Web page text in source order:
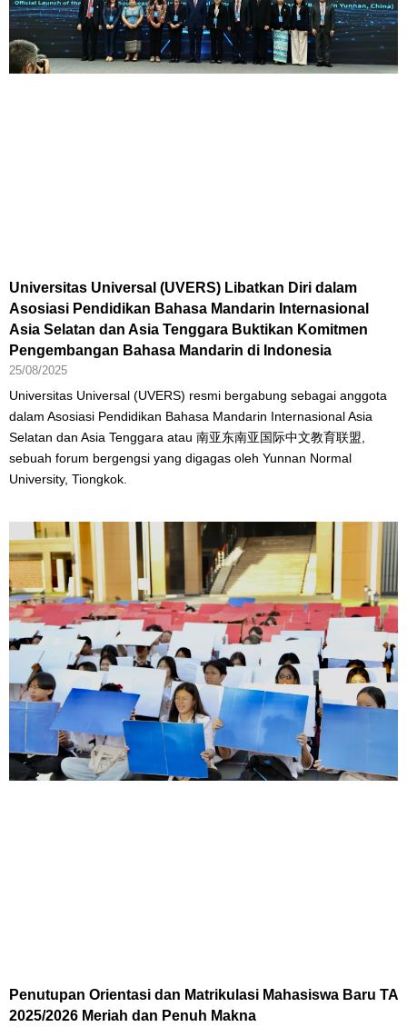
Universitas Universal (UVERS) Libatkan Diri dalam
Asosiasi Pendidikan Bahasa Mandarin Internasional
Asia Selatan dan Asia Tenggara Buktikan Komitmen
Pengembangan Bahasa Mandarin di Indonesia
25/08/2025
Universitas Universal (UVERS) resmi bergabung sebagai anggota
dalam Asosiasi Pendidikan Bahasa Mandarin Internasional Asia
Selatan dan Asia Tenggara atau 南亚东南亚国际中文教育联盟,
sebuah forum bergengsi yang digagas oleh Yunnan Normal
University, Tiongkok.
Penutupan Orientasi dan Matrikulasi Mahasiswa Baru TA
2025/2026 Meriah dan Penuh Makna